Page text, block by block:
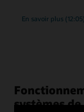
En savoir plus
Database
(12:05)
systèmes